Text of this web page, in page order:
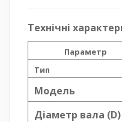
Технічні
Параметр
Тип
Модель
Діаметр вала (D)